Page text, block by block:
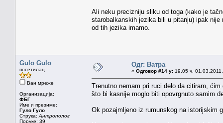
Ali neku precizniju sliku od toga (kako je
starobalkanskih jezika bili u pitanju) ipak
od tih jezika imamo.
Gulo Gulo
посетилац
Ван мреже
Организација:
ФБГ
Име и презиме:
Гуло Гуло
Струка: Антрополог
Поруке: 39
Одг: Ватра
« Одговор #14 у: 19.05 ч.
Trenutno nemam pri ruci delo da citiram,
što bi kasnije moglo biti opovrgnuto samim
Ok pozajmljeno iz rumunskog na istorijskim